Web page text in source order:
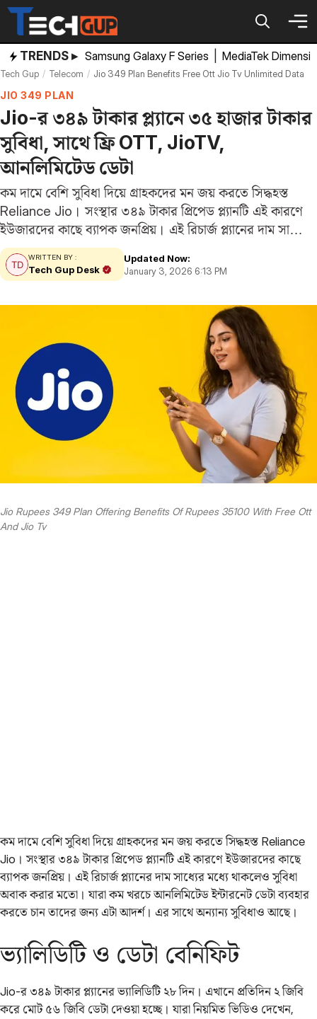
Skip
content
TRENDS ▸ Samsung Galaxy F Series MediaTek
Tech Gup Telecom Jio 349 Plan Benefits Free Ott Jio Tv Unlimited Data
JIO 349 PLAN
Jio-র ৩৪৯ টাকার প্ল্যানে ৩৫ হাজার টাকার
সুবিধা, সাথে ফ্রি OTT, JioTV,
আনলিমিটেড ডেটা
কম দামে বেশি সুবিধা দিয়ে গ্রাহকদের মন জয় করতে সিদ্ধহস্ত
Reliance Jio। সংস্থার ৩৪৯ টাকার প্রিপেড প্ল্যানটি এই কারণে
ইউজারদের কাছে ব্যাপক জনপ্রিয়। এই রিচার্জ প্ল্যানের দাম সাধ্যের
মধ্যে থাকলেও সুবিধা অবাক করার মতো। যারা কম খরচে
আনলিমিটেড ইন্টারনেট ডেটা…
WRITTEN BY :
Tech Gup Desk
Updated Now:
January 3, 2026 6:13 PM
Jio Rupees 349 Plan Offering Benefits Of Rupees 35100 With Free Ott
And Jio Tv
কম দামে বেশি সুবিধা দিয়ে গ্রাহকদের মন জয় করতে সিদ্ধহস্ত Reliance
Jio। সংস্থার ৩৪৯ টাকার প্রিপেড প্ল্যানটি এই কারণে ইউজারদের কাছে
ব্যাপক জনপ্রিয়। এই রিচার্জ প্ল্যানের দাম সাধ্যের মধ্যে থাকলেও সুবিধা
অবাক করার মতো। যারা কম খরচে আনলিমিটেড ইন্টারনেট ডেটা ব্যবহার
করতে চান তাদের জন্য এটা আদর্শ। এর সাথে অন্যান্য সুবিধাও আছে।
ভ্যালিডিটি ও ডেটা বেনিফিট
Jio-র ৩৪৯ টাকার প্ল্যানের ভ্যালিডিটি ২৮ দিন। এখানে প্রতিদিন ২ জিবি
করে মোট ৫৬ জিবি ডেটা দেওয়া হচ্ছে। যারা নিয়মিত ভিডিও দেখেন,